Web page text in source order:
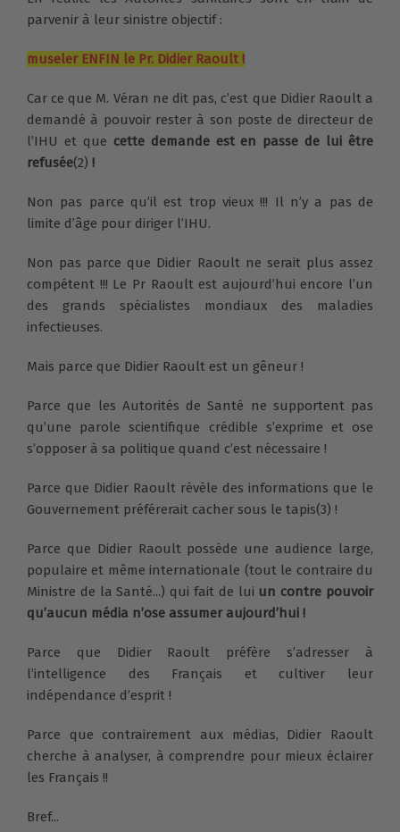
parvenir à leur sinistre objectif :
museler ENFIN le Pr. Didier Raoult !
Car ce que M. Véran ne dit pas, c’est que Didier Raoult a
demandé à pouvoir rester à son poste de directeur de
l’IHU et que cette demande est en passe de lui être
refusée(2) !
Non pas parce qu’il est trop vieux !!! Il n’y a pas de
limite d’âge pour diriger l’IHU.
Non pas parce que Didier Raoult ne serait plus assez
compétent !!! Le Pr Raoult est aujourd’hui encore l’un
des grands spécialistes mondiaux des maladies
infectieuses.
Mais parce que Didier Raoult est un gêneur !
Parce que les Autorités de Santé ne supportent pas
qu’une parole scientifique crédible s’exprime et ose
s’opposer à sa politique quand c’est nécessaire !
Parce que Didier Raoult révèle des informations que le
Gouvernement préférerait cacher sous le tapis(3) !
Parce que Didier Raoult possède une audience large,
populaire et même internationale (tout le contraire du
Ministre de la Santé...) qui fait de lui un contre pouvoir
qu’aucun média n’ose assumer aujourd’hui !
Parce que Didier Raoult préfère s’adresser à
l’intelligence des Français et cultiver leur
indépendance d’esprit !
Parce que contrairement aux médias, Didier Raoult
cherche à analyser, à comprendre pour mieux éclairer
les Français !!
Bref...